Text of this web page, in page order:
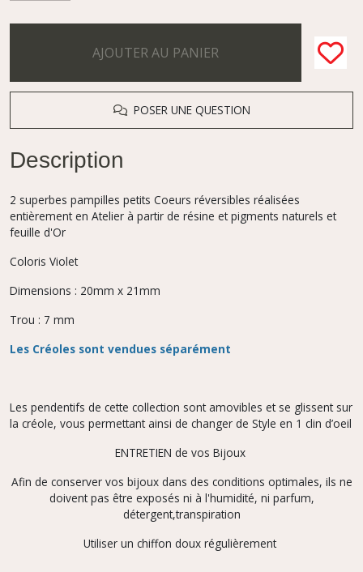
AJOUTER AU PANIER
POSER UNE QUESTION
Description
2 superbes pampilles petits Coeurs réversibles réalisées
entièrement en Atelier à partir de résine et pigments naturels et
feuille d'Or
Coloris Violet
Dimensions : 20mm x 21mm
Trou : 7 mm
Les Créoles sont vendues séparément
Les pendentifs de cette collection sont amovibles et se glissent sur
la créole, vous permettant ainsi de changer de Style en 1 clin d’oeil
ENTRETIEN de vos Bijoux
Afin de conserver vos bijoux dans des conditions optimales, ils ne
doivent pas être exposés ni à l'humidité, ni parfum,
détergent,transpiration
Utiliser un chiffon doux régulièrement